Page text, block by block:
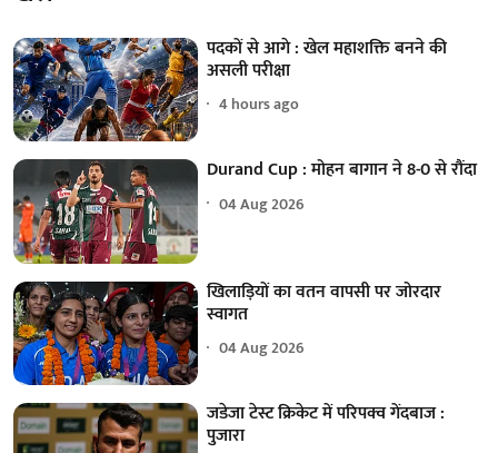
पदकों से आगे : खेल महाशक्ति बनने की
असली परीक्षा
4 hours ago
Durand Cup : मोहन बागान ने 8-0 से रौंदा
04 Aug 2026
खिलाड़ियों का वतन वापसी पर जोरदार
स्वागत
04 Aug 2026
जडेजा टेस्ट क्रिकेट में परिपक्व गेंदबाज :
पुजारा